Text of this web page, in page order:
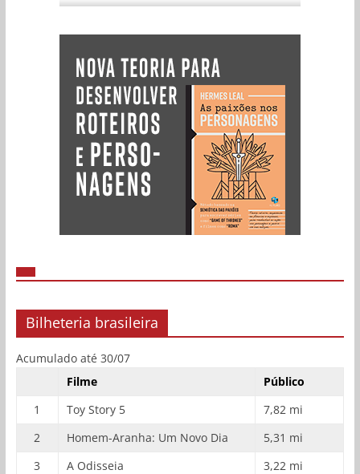
Bilheteria brasileira
Acumulado até 30/07
Filme
Público
1
Toy Story 5
7,82 mi
2
Homem-Aranha: Um Novo Dia
5,31 mi
3
A Odisseia
3,22 mi